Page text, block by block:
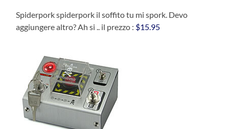
Spiderpork spiderpork il soffito tu mi spork. Devo
aggiungere altro? Ah si .. il prezzo : $15.95